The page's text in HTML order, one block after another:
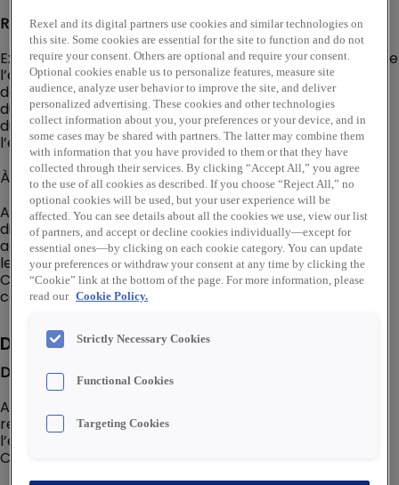
REXEL :
Expert de la distribution multicanale dédiée au monde de
l’énergie, Rexel accompagne ses clients professionnels
dans la mise en œuvre de solutions innovantes et
durables, où qu'ils soient. Engagé vers une croissance
durable, la digitalisation et l’innovation sont au cœur de
l’entreprise.
À ce titre, nous recherchonsProduct Owneren CDI.
Au sein de Rexel, nous sommes convaincus que la
diversité est une force. Nous accueillons et
accompagnons les talents en situation de handicap en
leur proposant un environnement de travail adapté.
Chacun peut contribuer pleinement à la réussite
collective de Rexel
Description du poste
Description du Poste :
Au sein de l’équipe Produit, le Product Owner est
responsable des briques socles qui soutiennent
l’ensemble de la plateforme Freshmile et des activités
CPO et EMSP.
Rexel and its digital partners use cookies and similar technologies on
this site. Some cookies are essential for the site to function and do not
require your consent. Others are optional and require your consent.
Optional cookies enable us to personalize features, measure site
audience, analyze user behavior to improve the site, and deliver
personalized advertising. These cookies and other technologies
collect information about you, your preferences or your device, and in
some cases may be shared with partners. The latter may combine them
with information that you have provided to them or that they have
collected through their services. By clicking “Accept All,” you agree
to the use of all cookies as described. If you choose “Reject All,” no
optional cookies will be used, but your user experience will be
affected. You can see details about all the cookies we use, view our list
of partners, and accept or decline cookies individually—except for
essential ones—by clicking on each cookie category. You can update
your preferences or withdraw your consent at any time by clicking the
“Cookie” link at the bottom of the page. For more information, please
read our Cookie Policy.
Strictly Necessary Cookies
Functional Cookies
Targeting Cookies